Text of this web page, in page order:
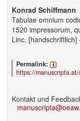
Konrad Schiffmann
Tabulae omnium
1520 impressorum,
Linc. [handschriftlich]
Permalink:
https://
Kontakt und